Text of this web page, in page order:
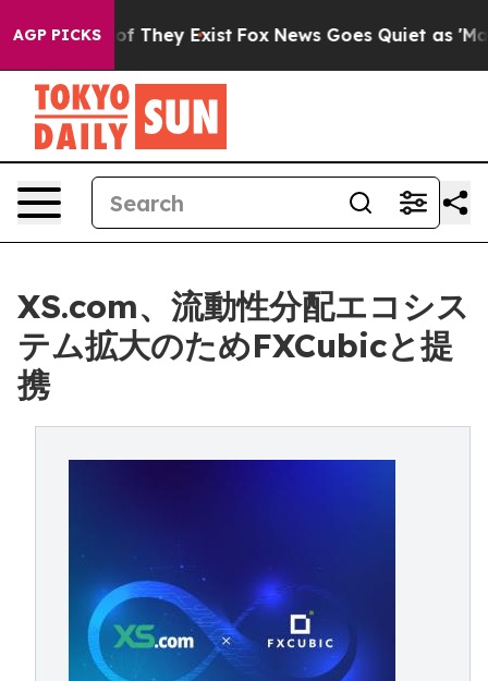
AGP PICKS
Proof They Exist Fox News Goes Quiet as 'Maga
XS.com、流動性分配エコシス
テム拡大のためFXCubicと提
携